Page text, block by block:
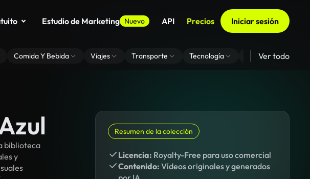
Estudio de Marketing Nuevo API Precios Iniciar sesión
Comida Y Bebida Viajes Transporte Tecnología Zoom De Fondo
Ver todo
biblioteca
y
Resumen de la colección
Licencia: Royalty-Free para uso comercial
Contenido: Vídeos originales y generados